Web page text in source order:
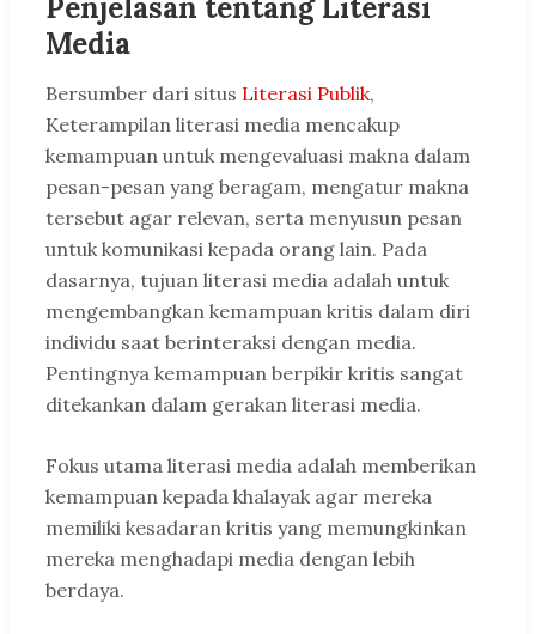
Penjelasan tentang Literasi
Media
Bersumber dari situs Literasi Publik,
Keterampilan literasi media mencakup
kemampuan untuk mengevaluasi makna dalam
pesan-pesan yang beragam, mengatur makna
tersebut agar relevan, serta menyusun pesan
untuk komunikasi kepada orang lain. Pada
dasarnya, tujuan literasi media adalah untuk
mengembangkan kemampuan kritis dalam diri
individu saat berinteraksi dengan media.
Pentingnya kemampuan berpikir kritis sangat
ditekankan dalam gerakan literasi media.
Fokus utama literasi media adalah memberikan
kemampuan kepada khalayak agar mereka
memiliki kesadaran kritis yang memungkinkan
mereka menghadapi media dengan lebih
berdaya.